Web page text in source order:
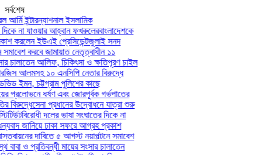
সর্বশেষ
ইন্টারন্যাশনাল ইসলামিক
না যাওয়ার আহ্বান ফখরুলেরবাংলাদেশকে
করলেন ইউএই প্রেসিডেন্টজুলাই সনদ
করবে জামায়াত নেতৃত্বাধীন ১১
আলিফ, চিকিৎসা ও ক্ষতিপূরণ চাইল
আলমসহ ১০ এনসিপি নেতার বিরুদ্ধে
ইমন, চট্টগ্রাম পুলিশের কাছে
প্রলোভনে ধর্ষণ এবং জোরপূর্বক গর্ভপাতের
সেনা প্রধানের উদ্বোধনে যাত্রা শুরু
বিরোধী দলের ভাষা সংঘাতের দিকে না
জানিয়ে ঢাকা সফরে আগ্রহ প্রকাশ
দাবিতে ৫ আগস্ট নয়াপল্টনে সমাবেশ
ও প্রতিবন্ধী মায়ের সংসার চালাতেন